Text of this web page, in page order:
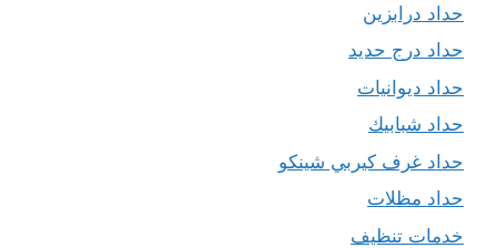
حداد درابزين
حداد درج حديد
حداد ديوانيات
حداد شبابيك
حداد غرف كيربي شينكو
حداد مظلات
خدمات تنظيف